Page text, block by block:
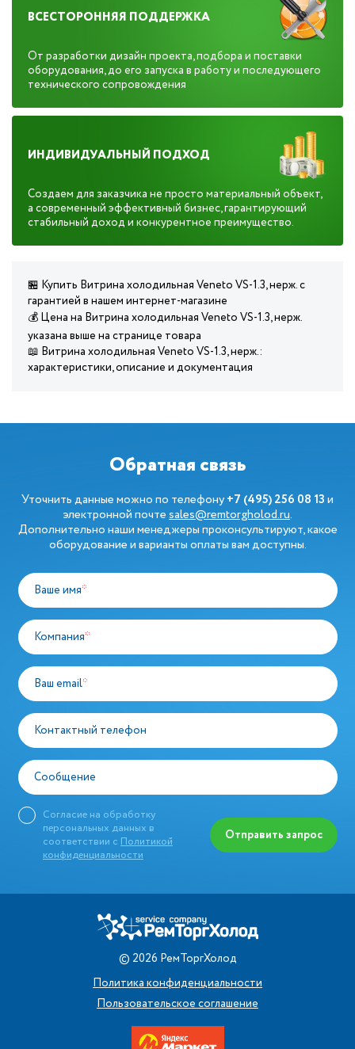
ВСЕСТОРОННЯЯ ПОДДЕРЖКА
От разработки дизайн проекта, подбора и поставки
оборудования, до его запуска в работу и последующего
технического сопровождения
ИНДИВИДУАЛЬНЫЙ ПОДХОД
Создаем для заказчика не просто материальный объект,
а современный эффективный бизнес, гарантирующий
стабильный доход и конкурентное преимущество.
🏪 Купить Витрина холодильная Veneto VS-1.3, нерж. с
гарантией в нашем интернет-магазине
💰 Цена на Витрина холодильная Veneto VS-1.3, нерж.
указана выше на странице товара
📖 Витрина холодильная Veneto VS-1.3, нерж.:
характеристики, описание и документация
Обратная связь
Уточнить данные можно по телефону+7 (495) 256 08 13и
электронной почтеsales@remtorgholod.ru.
Дополнительно наши менеджеры проконсультируют, какое
оборудование и варианты оплаты вам доступны.
Ваше имя*
Компания*
Ваш email*
Контактный телефон
Сообщение
Согласие на обработку
персональных данных в
соответствии с Политикой
конфиденциальности
Отправить запрос
© 2026 РемТоргХолод
Политика конфиденциальности
Пользовательское соглашение